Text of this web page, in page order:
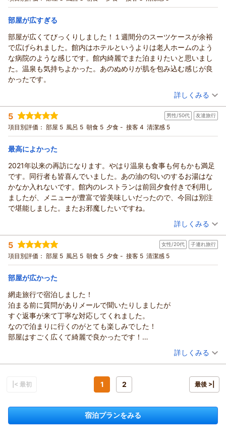
宿泊価格帯： 7,001～8,000円(大人一人あたり/税込)
この度は、当ホテルをご利用いただき、また口コミにもご投稿
いただきまして
誠にありがとうございます。
またお褒めのお言葉をいただき重ねて御礼申し上げます。
ご滞在中はお寛ぎいただけたようで何よりでございます。
今後もお客様に満足頂ける様、サービスの向上に努めて参りま
す。
また機会がございましたら、是非当ホテルへお越し下さいま
せ。
（返信日：2025/11/30）
部屋が広すぎる
部屋が広くてびっくりしました！１週間分のスーツケースが余裕
で広げられました。館内はホテルというよりは老人ホームのよう
な病院のような感じです。館内綺麗でまた泊まりたいと思いまし
た。温泉も気持ちよかった。あのぬめりが肌を包み込む感じが良
かったです。
（投稿日：2025/11/20）
宿泊時期： 2025年11月宿泊 (一人旅)
投稿者： 北海道きのこさん
宿泊プラン： 素泊プラン ≪駐車場無料≫ シングル 食事なし
宿泊価格帯： 7,001～8,000円(大人一人あたり/税込)
この度は当ホテルにご宿泊頂き誠に有難うございます。又、口
コミにもご投稿頂き重ねて御礼申し上げます。ご滞在中はご満
足頂けた内容でありがたく思います。これからもお客様にご満
足いただけるよう
スタッフ一同努力してまいります。又のご予約を心よりお待ち
この度は誠にありがとうございました。 ホテル緑清
荘
（返信日：2025/11/21）
詳しくみる
5 男性/50代 友達旅行
項目別評価： 部屋 5 風呂 5 朝食 5 夕食 - 接客 4 清潔感 5
最高によかった
2021年以来の再訪になります。やはり温泉も食事も何もかも満足
です。同行者も皆喜んでいました。あの油の匂いのするお湯はな
かなか入れないです。館内のレストランは前回夕食付きで利用し
ましたが、メニューが豊富で皆美味しいだったので、今回は別注
で堪能しました。またお邪魔したいですね。
（投稿日：2025/11/12）
宿泊時期： 2025年11月宿泊 (友達旅行)
投稿者： 湘南ボーイさん
宿泊プラン： 朝食付プラン ≪駐車場無料≫ シングル
宿泊価格帯： 8,001～9,000円(大人一人あたり/税込)
いつもご利用頂き有難うございます。
また、口コミへのご投稿を頂き重ねてお礼申し上げます。
この度のご滞在中も大変ご満足頂けたようで何よりでございま
す。
これからも多くのお客様にご満足いただけるようスタッフ一同
道東にお越しの際は、また是非ホテル緑清荘にお立ち寄り下さ
寒くなってまいりました。
お体にご自愛下さいませ。
またのお越しを心よりお待ちしております。
詳しくみる
5 女性/20代 子連れ旅行
項目別評価： 部屋 5 風呂 5 朝食 5 夕食 - 接客 5 清潔感 5
部屋が広かった
網走旅行で宿泊しました！
泊まる前に質問がありメールで聞いたりしましたが
すぐ返事が来て丁寧な対応してくれました。
なので泊まりに行くのがとても楽しみでした！
部屋はすごく広くて綺麗で良かったです！
夜もレストランのメニューから好きなの選びました。
朝風呂は貸切で子供とのびのび入りました♪
なかなか、そちらに行くことないですが
（投稿日：2025/10/28）
宿泊時期： 2025年10月宿泊 (子連れ旅行)
宿泊プラン：
朝食付プラン ≪駐車場無料≫
8,001～9,000円(大人一人あたり/税込)
詳しくみる
|< 最初 1 2 最後 >|
宿泊プランをみる